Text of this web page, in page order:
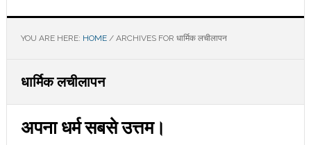
YOU ARE HERE: HOME /ARCHIVES FOR धार्मिक लचीलापन
धार्मिक लचीलापन
अपना धर्म सबसे उत्तम।